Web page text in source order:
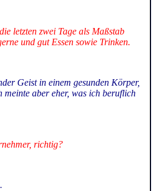
letzten zwei Tage als Maßstab
und gut Essen sowie Trinken.
Geist in einem gesunden Körper,
meinte aber eher, was ich beruflich
richtig?